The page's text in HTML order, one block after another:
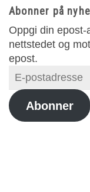
Abonner på
Oppgi din
nettstedet og
epost.
E-
postadresse
Abonner